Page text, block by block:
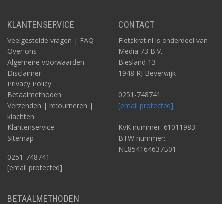
KLANTENSERVICE
Veelgestelde vragen | FAQ
Over ons
Algemene voorwaarden
Disclaimer
Privacy Policy
Betaalmethoden
Verzenden | retourneren |
klachten
Klantenservice
Sitemap
0251-748741
[email protected]
CONTACT
Fietskrat.nl is onderdeel van
Media 73 B.V.
Biesland 13
1948 RJ Beverwijk
0251-748741
[email protected]
KvK nummer: 61011983
BTW nummer:
NL854164637B01
BETAALMETHODEN